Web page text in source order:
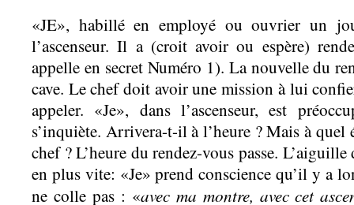
«JE», habillé en employé ou ouvrier un
l’ascenseur. Il a (croit avoir ou espère)
appelle en secret Numéro 1). La nouvelle du
cave. Le chef doit avoir une mission à lui
appeler. «Je», dans l’ascenseur, est
s’inquiète. Arrivera-t-il à l’heure ? Mais à quel
chef ? L’heure du rendez-vous passe.
en plus vite: «Je» prend conscience qu’il y a
ne colle pas : «avec ma montre, avec cet